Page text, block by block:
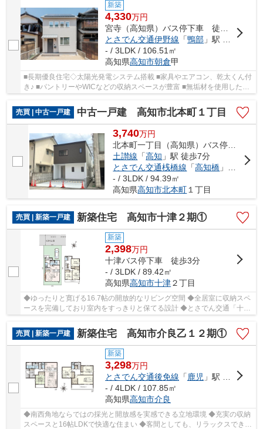
新築
4,330万円
宮寺（高知県）バス停下車 徒歩3分
とさでん交通伊野線 「鴨部 」駅 徒歩16分
- / 3LDK / 106.51㎡
高知県高知市朝倉甲
■長期優良住宅◇太陽光発電システム搭載 ■家具やエアコン、乾太くん付
き♪ ■パントリーやWICなどの収納スペースが豊富 ■無垢材を使用したシ
売買 | 中古一戸建
中古一戸建 高知市北本町１丁目
3,740万円
土讃線 「高知 」駅 徒歩7分
とさでん交通桟橋線 「高知橋 」駅 徒歩8分
- / 3LDK / 94.39㎡
高知県高知市北本町 １丁目
売買 | 新築一戸建 新築住宅 高知市十津２期①
新築
2,398万円
十津バス停下車 徒歩3分
- / 3LDK / 89.42㎡
高知県高知市十津２丁目
◆ゆったりと寛げる16.7帖の開放的なリビング空間 ◆全居室に収納スペ
ースを完備しており室内をすっきりと保てる設計 ◆とさでん交通「十津
売買 | 新築一戸建
新築住宅 高知市介良乙１２期①
新築
3,298万円
とさでん交通後免線 「 鹿児 」駅 徒歩20分
- / 4LDK / 107.85㎡
高知県高知市介良
◆南西角地ならではの採光と開放感を実感できる立地環境 ◆充実の収納
スペースと16帖LDKで快適な住まい ◆客間としても、リラックスできる